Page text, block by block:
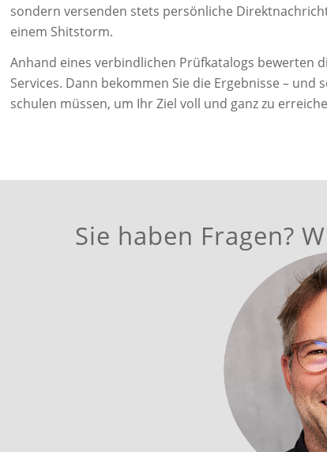
sondern versenden stets persönliche
einem Shitstorm.
Anhand eines verbindlichen Prüfkatalogs bewerten
Services. Dann bekommen Sie die Ergebnisse –
schulen müssen, um Ihr Ziel voll und ganz zu
Sie haben Fragen?